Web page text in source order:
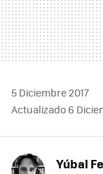
5 Diciembre 2017
Actualizado 6
Yúbal